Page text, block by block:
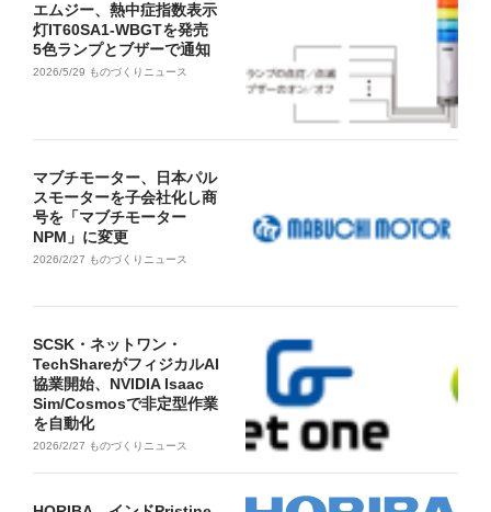
エムジー、熱中症指数表示
灯IT60SA1-WBGTを発売
5色ランプとブザーで通知
2026/5/29 ものづくりニュース
マブチモーター、日本パル
スモーターを子会社化し商
号を「マブチモーター
NPM」に変更
2026/2/27 ものづくりニュース
SCSK・ネットワン・
TechShareがフィジカルAI
協業開始、NVIDIA Isaac
Sim/Cosmosで非定型作業
を自動化
2026/2/27 ものづくりニュース